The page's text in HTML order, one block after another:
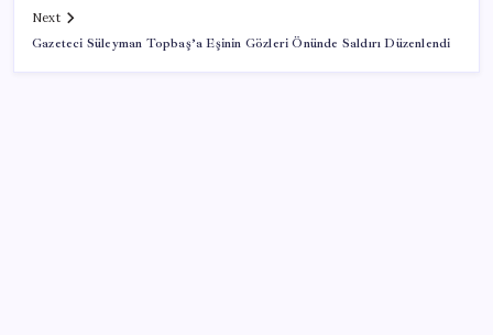
Next
Gazeteci Süleyman Topbaş’a Eşinin Gözleri Önünde Saldırı Düzenlendi